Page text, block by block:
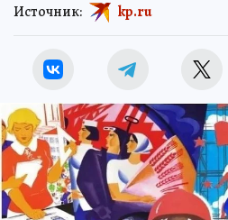
Источник: kp.ru